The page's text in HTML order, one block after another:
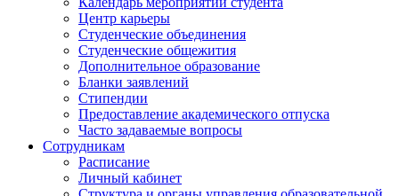
Центр карьеры
Студенческие объединения
Студенческие общежития
Дополнительное образование
Бланки заявлений
Стипендии
Предоставление академического отпуска
Часто задаваемые вопросы
Сотрудникам
Расписание
Личный кабинет